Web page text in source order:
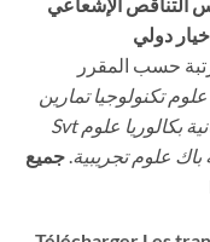
ثانية باك علوم تجريبية تمارين وحلول Pdf خيار دولي
حسب المقرر
علوم تكنولوجيا تمارين
كتاب في الفيزياء والكمياء ثانية بكالوريا علوم Svt
باك علوم تجريبية جميع